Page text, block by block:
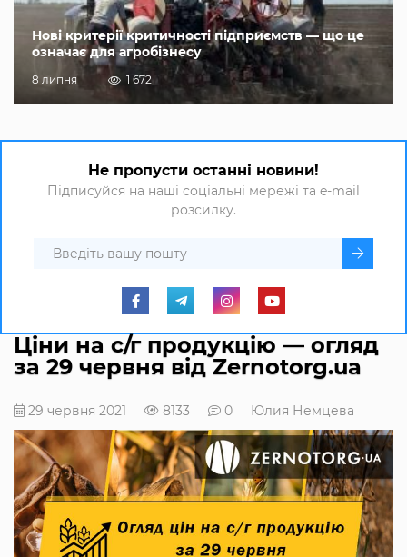
Нові критерії критичності підприємств — що це
означає для агробізнесу
8 липня 1 672
Не пропусти останні новини!
Підписуйся на наші соціальні мережі та e-mail
розсилку.
Ціни на с/г продукцію — огляд
за 29 червня від Zernotorg.ua
29 червня 2021 8133 0 Юлия Немцева